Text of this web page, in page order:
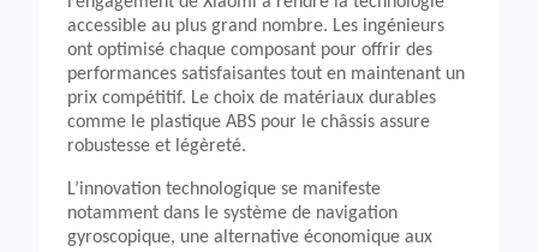
accessible au plus grand nombre. Les ingénieurs
ont optimisé chaque composant pour offrir des
performances satisfaisantes tout en maintenant un
prix compétitif. Le choix de matériaux durables
comme le plastique ABS pour le châssis assure
robustesse et légèreté.
L’innovation technologique se manifeste
notamment dans le système de navigation
gyroscopique, une alternative économique aux